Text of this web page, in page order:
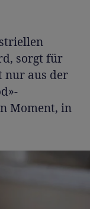
sorgt für
nur aus der
Moment, in